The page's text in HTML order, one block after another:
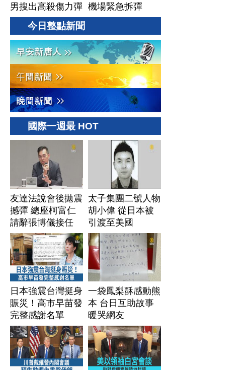
男搜出高殺傷力彈
藥
機場緊急拆彈
今日整點新聞
國際一週最 HOT
友達法說會後拋震
撼彈 總座柯富仁
請辭張博儀接任
太子集團二號人物
胡小偉 從日本被
引渡至美國
日本強震台灣挺身
賑災！高市早苗發
完整感謝名單
一袋鳳梨酥感動熊
本 台日互助故事
暖哭網友